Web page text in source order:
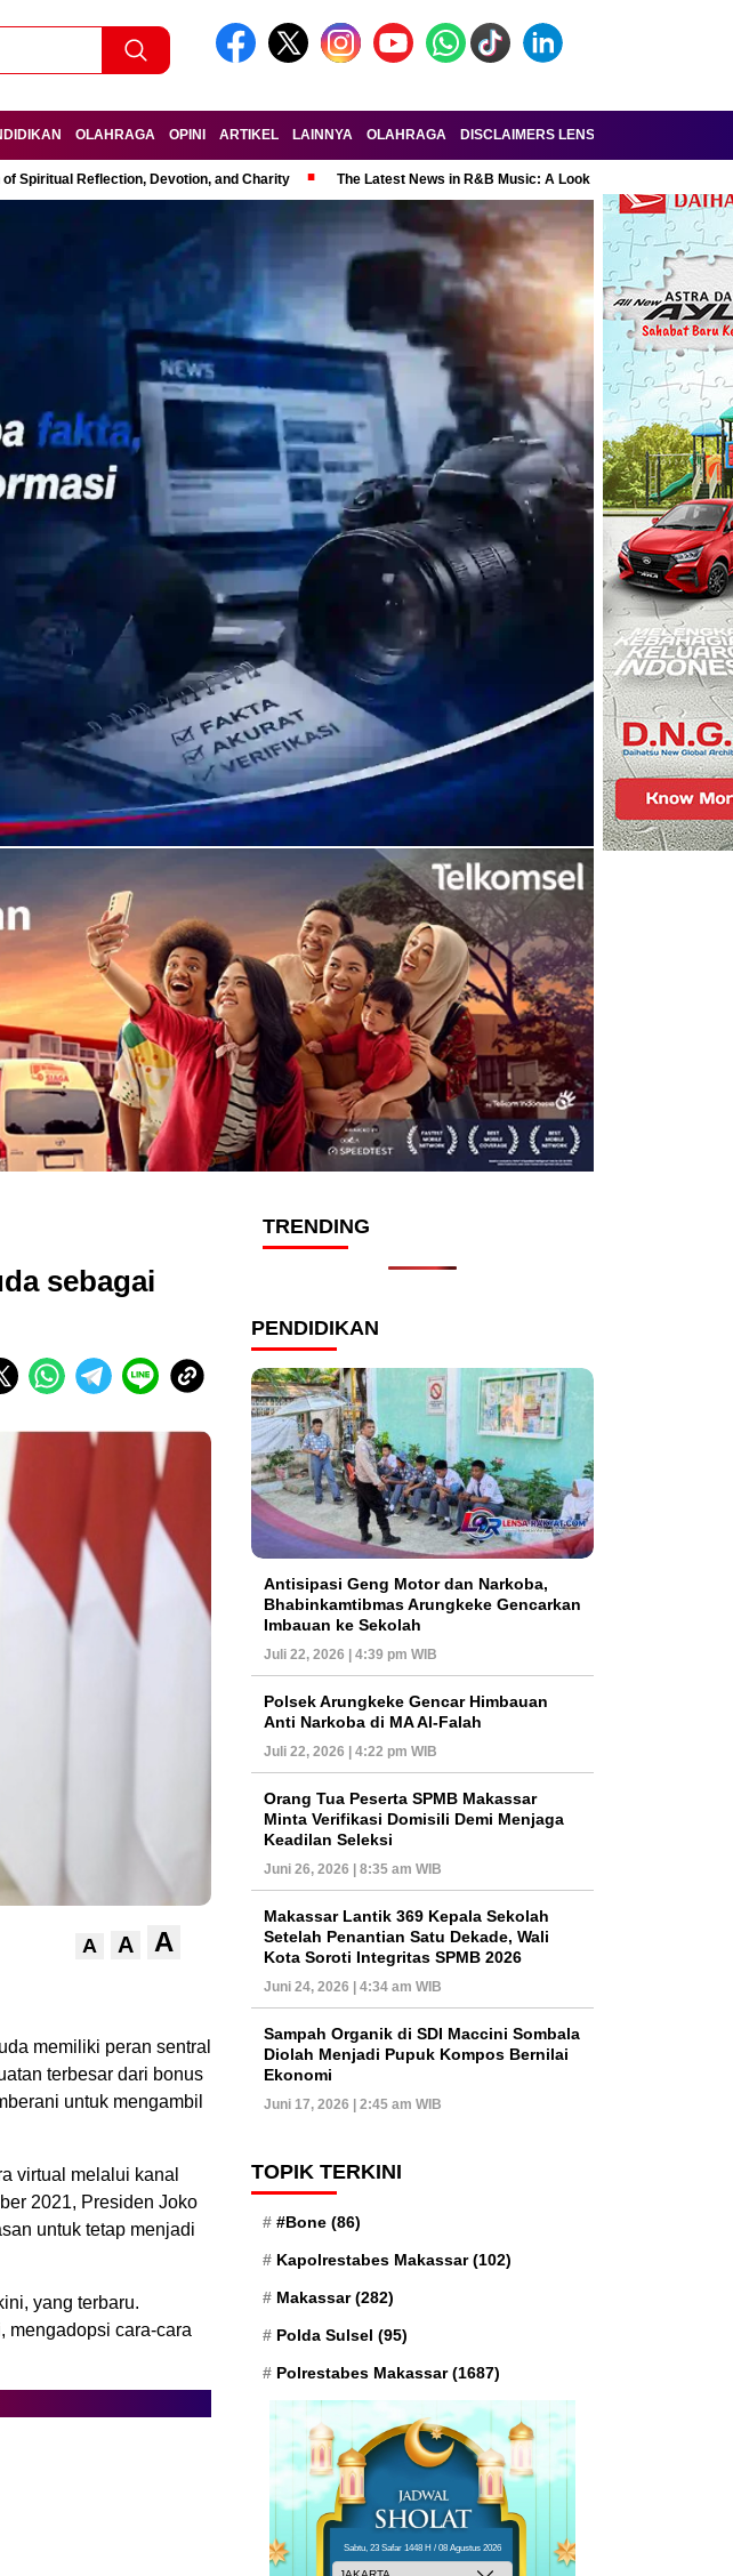
OLAHRAGA OPINI ARTIKEL LAINNYA OLAHRAGA DISCLAIMERS LENSA-RAKYAT.COM
of Spiritual Reflection, Devotion, and Charity The Latest News in R&B Music: A Look at Super Bowl
sebagai
A A A
memiliki peran sentral
terbesar dari bonus
untuk mengambil
virtual melalui kanal
2021, Presiden Joko
untuk tetap menjadi
yang terbaru.
mengadopsi cara-cara
TRENDING
PENDIDIKAN
Antisipasi Geng Motor dan Narkoba,
Bhabinkamtibmas Arungkeke Gencarkan
Imbauan ke Sekolah
Juli 22, 2026 | 4:39 pm WIB
Polsek Arungkeke Gencar Himbauan
Anti Narkoba di MA Al-Falah
Juli 22, 2026 | 4:22 pm WIB
Orang Tua Peserta SPMB Makassar
Minta Verifikasi Domisili Demi Menjaga
Keadilan Seleksi
Juni 26, 2026 | 8:35 am WIB
Makassar Lantik 369 Kepala Sekolah
Setelah Penantian Satu Dekade, Wali
Kota Soroti Integritas SPMB 2026
Juni 24, 2026 | 4:34 am WIB
Sampah Organik di SDI Maccini Sombala
Diolah Menjadi Pupuk Kompos Bernilai
Ekonomi
Juni 17, 2026 | 2:45 am WIB
TOPIK TERKINI
#Bone (86)
Kapolrestabes Makassar(102)
Makassar(282)
Polda Sulsel (95)
Polrestabes Makassar(1687)
Sabtu, 23 Safar 1448 H / 08 Agustus 2026